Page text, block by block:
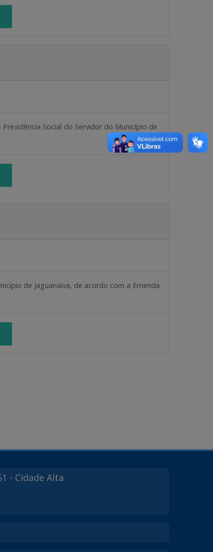
Social do Servidor do Município de
de Jaguariaíva, de acordo com a Emenda
- Cidade Alta